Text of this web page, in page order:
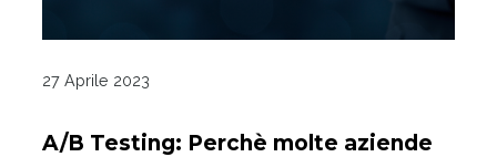
27 Aprile 2023
A/B Testing: Perchè molte aziende